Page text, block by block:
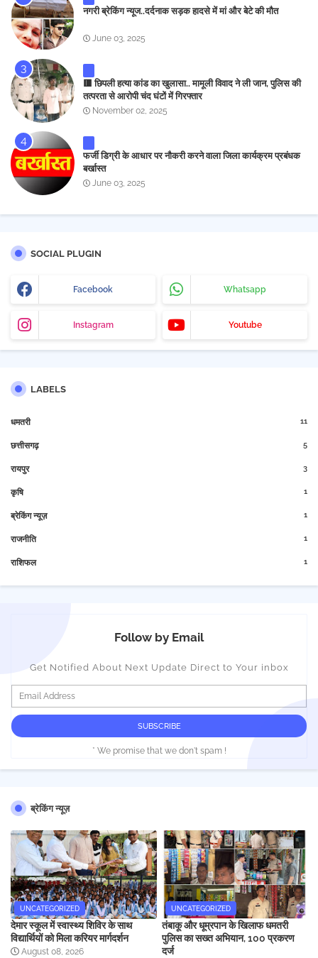
नगरी ब्रेकिंग न्यूज..दर्दनाक सड़क हादसे में मां और बेटे की मौत
June 03, 2025
🟥 छिपली हत्या कांड का खुलासा.. मामूली विवाद ने ली जान, पुलिस की
तत्परता से आरोपी चंद घंटों में गिरफ्तार
November 02, 2025
फर्जी डिग्री के आधार पर नौकरी करने वाला जिला कार्यक्रम प्रबंधक
बर्खास्त
June 03, 2025
SOCIAL PLUGIN
Facebook Whatsapp
Instagram Youtube
LABELS
धमतरी 11
छत्तीसगढ़ 5
रायपुर 3
कृषि 1
ब्रेकिंग न्यूज़ 1
राजनीति 1
राशिफल 1
Follow by Email
Get Notified About Next Update Direct to Your inbox
* We promise that we don't spam !
ब्रेकिंग न्यूज़
UNCATEGORIZED
देमार स्कूल में स्वास्थ्य शिविर के साथ
विद्यार्थियों को मिला करियर मार्गदर्शन
August 08, 2026
UNCATEGORIZED
तंबाकू और धूम्रपान के खिलाफ धमतरी
पुलिस का सख्त अभियान, 100 प्रकरण
दर्ज